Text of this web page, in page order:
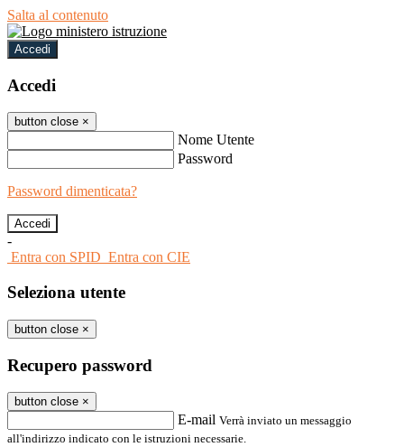
Salta al contenuto
Accedi
Accedi
button close ×
Nome Utente
Password
Password dimenticata?
-
Entra con SPID Entra con CIE
Seleziona utente
button close ×
Recupero password
button close ×
E-mail Verrà inviato un messaggio
all'indirizzo indicato con le istruzioni necessarie.